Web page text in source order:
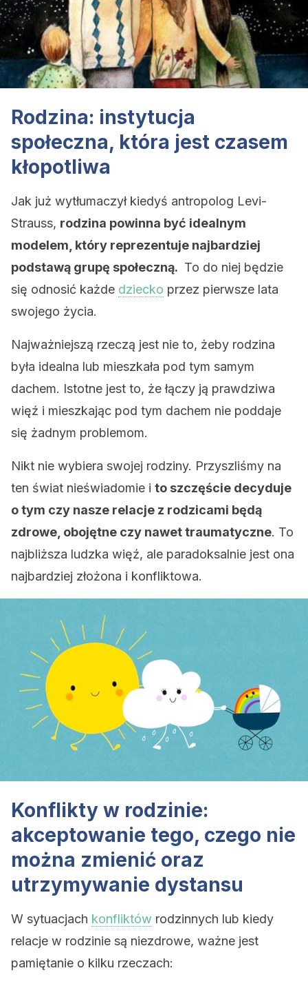
Rodzina: instytucja
społeczna, która jest czasem
kłopotliwa
Jak już wytłumaczył kiedyś antropolog Levi-
Strauss, rodzina powinna być idealnym
modelem, który reprezentuje najbardziej
podstawą grupę społeczną. To do niej będzie
się odnosić każde dziecko przez pierwsze lata
swojego życia.
Najważniejszą rzeczą jest nie to, żeby rodzina
była idealna lub mieszkała pod tym samym
dachem. Istotne jest to, że łączy ją prawdziwa
więź i mieszkając pod tym dachem nie poddaje
się żadnym problemom.
Nikt nie wybiera swojej rodziny. Przyszliśmy na
ten świat nieświadomie i to szczęście decyduje
o tym czy nasze relacje z rodzicami będą
zdrowe, obojętne czy nawet traumatyczne. To
najbliższa ludzka więź, ale paradoksalnie jest ona
najbardziej złożona i konfliktowa.
Konflikty w rodzinie:
akceptowanie tego, czego nie
można zmienić oraz
utrzymywanie dystansu
W sytuacjach konfliktów rodzinnych lub kiedy
relacje w rodzinie są niezdrowe, ważne jest
pamiętanie o kilku rzeczach: